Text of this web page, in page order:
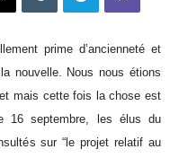
prime d’ancienneté et
nouvelle. Nous nous étions
mais cette fois la chose est
16 septembre, les élus du
sur “le projet relatif au